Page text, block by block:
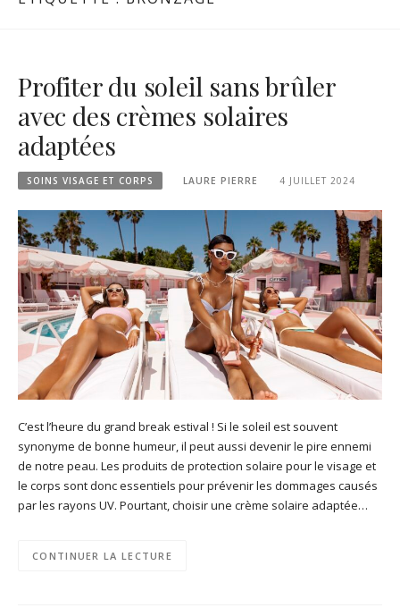
Profiter du soleil sans brûler
avec des crèmes solaires
adaptées
SOINS VISAGE ET CORPS LAURE PIERRE 4 JUILLET 2024
C’est l’heure du grand break estival ! Si le soleil est souvent
synonyme de bonne humeur, il peut aussi devenir le pire ennemi
de notre peau. Les produits de protection solaire pour le visage et
le corps sont donc essentiels pour prévenir les dommages causés
par les rayons UV. Pourtant, choisir une crème solaire adaptée…
CONTINUER LA LECTURE